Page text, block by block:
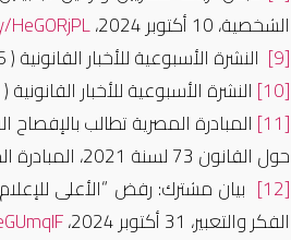
الشخصية، 10 أكتوبر 2024،
[9] النشرة الأسبوعية للأخبار القانونية ( 6: 13 أكتوبر 2024)، مؤسسة حرية الفكر والتعبير، 14 أكتوبر 2024،
[10] النشرة الأسبوعية للأخبار القانونية ( 13: 20 أكتوبر 2024)، مؤسسة حرية الفكر والتعبير،
[11] المبادرة المصرية تطالب
حول القانون 73 لسنة 2021، المبادرة المصرية للحقوق الاقتصادية، 21 أكتوبر 2024،
[12] بيان مشترك: رفض “الأعلى
الفكر والتعبير، 31 أكتوبر 2024،